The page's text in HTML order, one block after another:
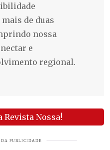
de duas
nossa
e
regional.
Revista Nossa!